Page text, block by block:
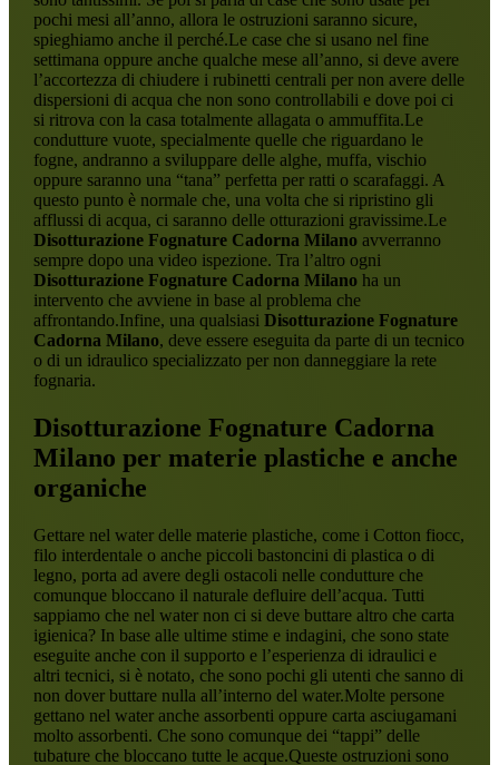
pochi mesi all’anno, allora le ostruzioni saranno sicure,
spieghiamo anche il perché.Le case che si usano nel fine
settimana oppure anche qualche mese all’anno, si deve avere
l’accortezza di chiudere i rubinetti centrali per non avere delle
dispersioni di acqua che non sono controllabili e dove poi ci
si ritrova con la casa totalmente allagata o ammuffita.Le
condutture vuote, specialmente quelle che riguardano le
fogne, andranno a sviluppare delle alghe, muffa, vischio
oppure saranno una “tana” perfetta per ratti o scarafaggi. A
questo punto è normale che, una volta che si ripristino gli
afflussi di acqua, ci saranno delle otturazioni gravissime.Le
Disotturazione Fognature Cadorna Milanoavverranno
sempre dopo una video ispezione. Tra l’altro ogni
Disotturazione Fognature Cadorna Milanoha un
intervento che avviene in base al problema che
affrontando.Infine, una qualsiasi Disotturazione Fognature
Cadorna Milano, deve essere eseguita da parte di un tecnico
o di un idraulico specializzato per non danneggiare la rete
fognaria.
Disotturazione Fognature Cadorna
Milano per materie plastiche e anche
organiche
Gettare nel water delle materie plastiche, come i Cotton fiocc,
filo interdentale o anche piccoli bastoncini di plastica o di
legno, porta ad avere degli ostacoli nelle condutture che
comunque bloccano il naturale defluire dell’acqua. Tutti
sappiamo che nel water non ci si deve buttare altro che carta
igienica? In base alle ultime stime e indagini, che sono state
eseguite anche con il supporto e l’esperienza di idraulici e
altri tecnici, si è notato, che sono pochi gli utenti che sanno di
non dover buttare nulla all’interno del water.Molte persone
gettano nel water anche assorbenti oppure carta asciugamani
molto assorbenti. Che sono comunque dei “tappi” delle
tubature che bloccano tutte le acque.Queste ostruzioni sono